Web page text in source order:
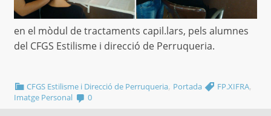
en el mòdul de tractaments capil.lars, pels alumnes
del CFGS Estilisme i direcció de Perruqueria.
CFGS Estilisme i Direcció de Perruqueria, Portada FP.XIFRA,
Imatge Personal 0